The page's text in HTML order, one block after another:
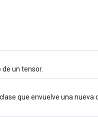
un tensor.
que envuelve una nueva